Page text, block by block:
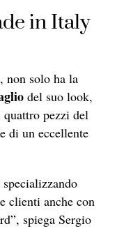
in Italy
non solo ha la
del suo look,
pezzi del
di un eccellente
clienti anche con
spiega Sergio